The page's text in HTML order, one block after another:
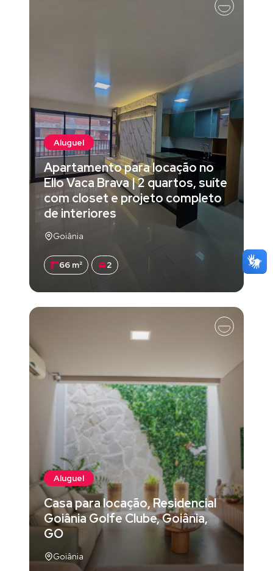
Aluguel
Apartamento para locação no
Ello Vaca Brava | 2 quartos, suíte
com closet e projeto completo
de interiores
Goiânia
66 m² 2
Aluguel
Casa para locação, Residencial
Goiânia Golfe Clube, Goiânia,
GO
Goiânia